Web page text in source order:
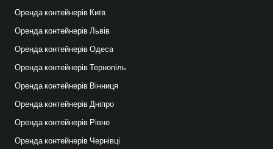
Оренда контейнерів Київ
Оренда контейнерів Львів
Оренда контейнерів Одеса
Оренда контейнерів Тернопіль
Оренда контейнерів Вінниця
Оренда контейнерів Дніпро
Оренда контейнерів Рівне
Оренда контейнерів Чернівці